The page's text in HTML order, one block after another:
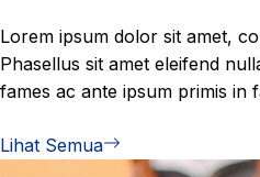
Lorem ipsum dolor sit amet,
Phasellus sit amet eleifend
fames ac ante ipsum primis in
Lihat Semua